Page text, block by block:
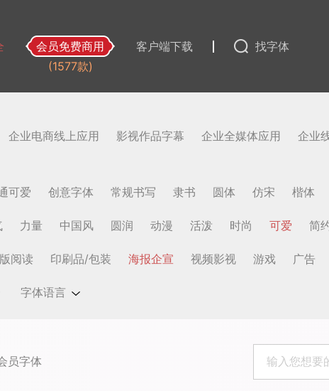
会员免费商用
(1577款)
客户端下载 找字体
企业电商线上应用 影视作品字幕 企业全媒体应用 企业
可爱 创意字体 常规书写 隶书 圆体 仿宋 楷体
力量 中国风 圆润 动漫 活泼 时尚 可爱 简
阅读 印刷品/包装 海报企宣 视频影视 游戏 广告
字体语言
员字体